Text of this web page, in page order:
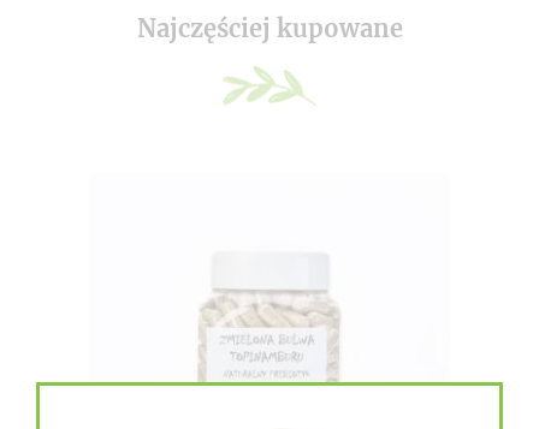
Najczęściej kupowane